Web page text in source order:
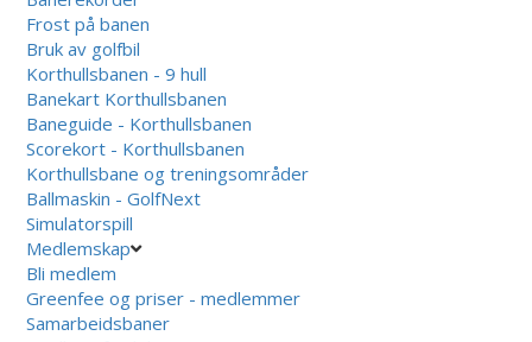
Frost på banen
Bruk av golfbil
Korthullsbanen - 9 hull
Banekart Korthullsbanen
Baneguide - Korthullsbanen
Scorekort - Korthullsbanen
Korthullsbane og treningsområder
Ballmaskin - GolfNext
Simulatorspill
Medlemskap
Bli medlem
Greenfee og priser - medlemmer
Samarbeidsbaner